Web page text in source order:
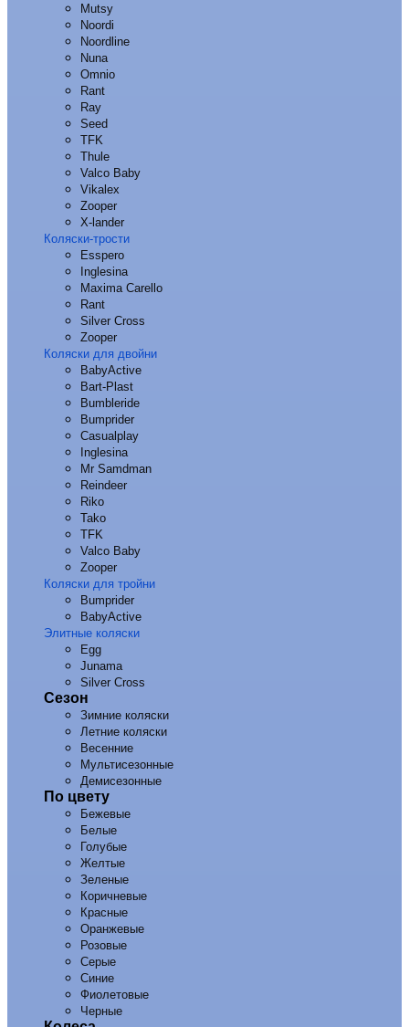
Mutsy
Noordi
Noordline
Nuna
Omnio
Rant
Ray
Seed
TFK
Thule
Valco Baby
Vikalex
Zooper
X-lander
Коляски-трости
Esspero
Inglesina
Maxima Carello
Rant
Silver Cross
Zooper
Коляски для двойни
BabyActive
Bart-Plast
Bumbleride
Bumprider
Casualplay
Inglesina
Mr Samdman
Reindeer
Riko
Tako
TFK
Valco Baby
Zooper
Коляски для тройни
Bumprider
BabyActive
Элитные коляски
Egg
Junama
Silver Cross
Сезон
Зимние коляски
Летние коляски
Весенние
Мультисезонные
Демисезонные
По цвету
Бежевые
Белые
Голубые
Желтые
Зеленые
Коричневые
Красные
Оранжевые
Розовые
Серые
Синие
Фиолетовые
Черные